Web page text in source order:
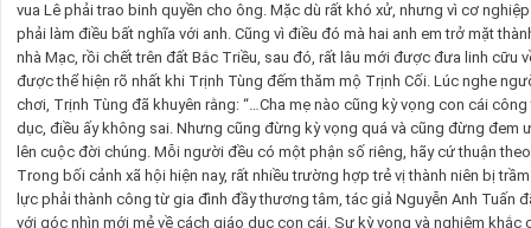
vua Lê phải trao binh quyền cho ông. Mặc dù rất khó xử, nhưng vì cơ
phải làm điều bất nghĩa với anh. Cũng vì điều đó mà hai anh em trở mặt
nhà Mạc, rồi chết trên đất Bắc Triều, sau đó, rất lâu mới được đưa linh cữu
được thể hiện rõ nhất khi Trịnh Tùng đếm thăm mộ Trịnh Cối. Lúc nghe
chơi, Trịnh Tùng đã khuyên rằng: “…Cha mẹ nào cũng kỳ vọng con cái
dục, điều ấy không sai. Nhưng cũng đừng kỳ vọng quá và cũng đừng đem
lên cuộc đời chúng. Mỗi người đều có một phận số riêng, hãy cứ thuận
Trong bối cảnh xã hội hiện nay, rất nhiều trường hợp trẻ vị thành niên bị
lực phải thành công từ gia đình đầy thương tâm, tác giả Nguyễn Anh Tuấn
với góc nhìn mới mẻ về cách giáo dục con cái. Sự kỳ vọng và nghiêm khắc